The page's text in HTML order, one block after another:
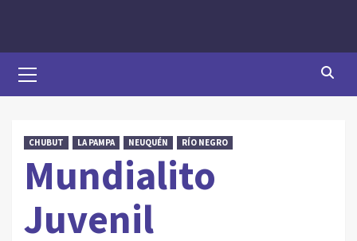
Menu
CHUBUT LA PAMPA NEUQUÉN RÍO NEGRO
Mundialito
Juvenil